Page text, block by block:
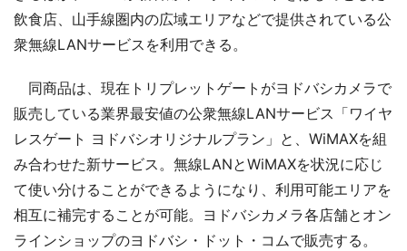
飲食店、山手線圏内の広域エリアなどで提供されている公
衆無線LANサービスを利用できる。
同商品は、現在トリプレットゲートがヨドバシカメラで
販売している業界最安値の公衆無線LANサービス「ワイヤ
レスゲート ヨドバシオリジナルプラン」と、WiMAXを組
み合わせた新サービス。無線LANとWiMAXを状況に応じ
て使い分けることができるようになり、利用可能エリアを
相互に補完することが可能。ヨドバシカメラ各店舗とオン
ラインショップのヨドバシ・ドット・コムで販売する。